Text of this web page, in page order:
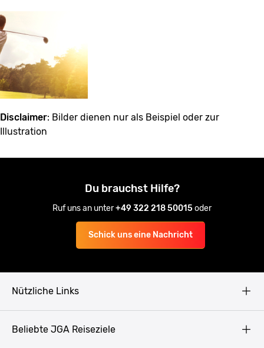
Disclaimer: Bilder dienen nur als Beispiel oder zur
Illustration
Du brauchst Hilfe?
Ruf uns an unter+49 322 218 50015oder
Schick uns eine Nachricht
Nützliche Links
Beliebte JGA Reiseziele